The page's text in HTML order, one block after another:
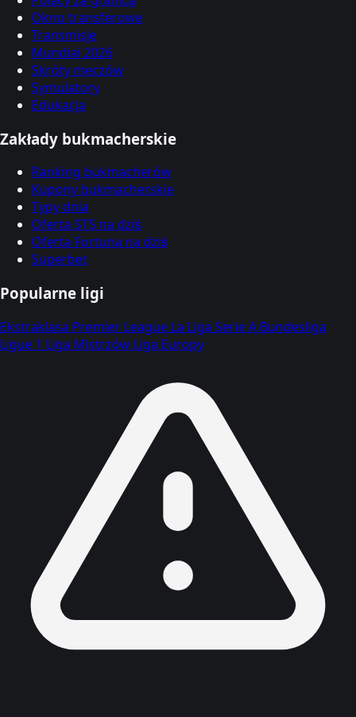
Okno transferowe
Transmisje
Mundial 2026
Skróty meczów
Symulatory
Edukacja
Zakłady bukmacherskie
Ranking bukmacherów
Kupony bukmacherskie
Typy dnia
Oferta STS na dziś
Oferta Fortuna na dziś
Superbet
Popularne ligi
Ekstraklasa Premier League La Liga Serie A Bundesliga
Ligue 1 Liga Mistrzów Liga Europy